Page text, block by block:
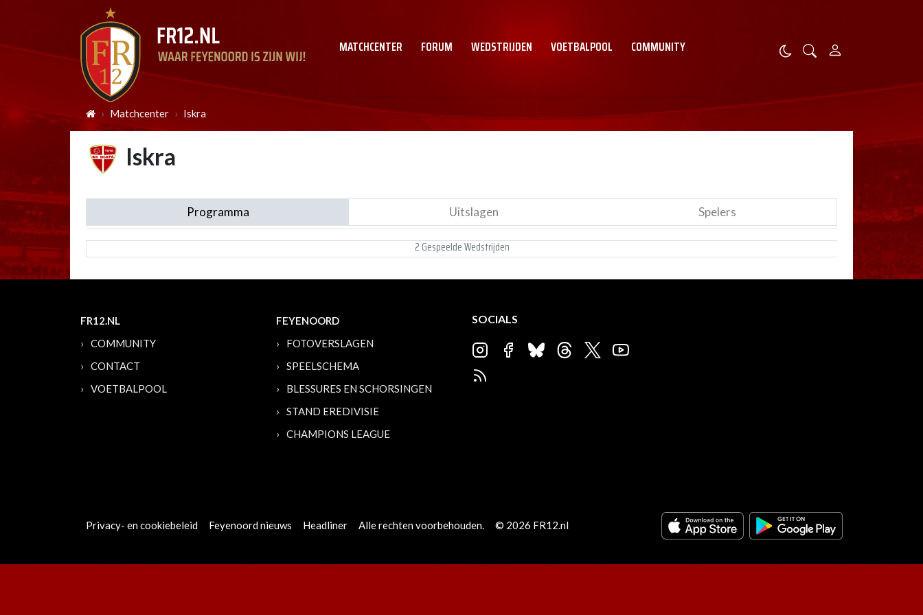
MATCHCENTER FORUM WEDSTRIJDEN VOETBALPOOL COMMUNITY
Matchcenter Iskra
Iskra
Programma Uitslagen Spelers
2 Gespeelde Wedstrijden
FR12.NL
COMMUNITY
CONTACT
VOETBALPOOL
FEYENOORD
FOTOVERSLAGEN
SPEELSCHEMA
BLESSURES EN SCHORSINGEN
STAND EREDIVISIE
CHAMPIONS LEAGUE
SOCIALS
Privacy- en cookiebeleid Feyenoord nieuws Headliner Alle rechten voorbehouden. © 2026 FR12.nl